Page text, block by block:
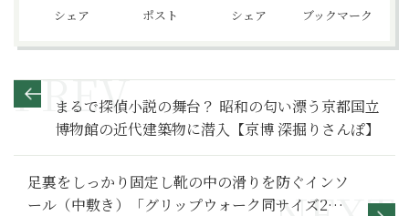
シェア ポスト シェア ブックマーク
まるで探偵小説の舞台？ 昭和の匂い漂う京都国立
博物館の近代建築物に潜入【京博 深掘りさんぽ】
足裏をしっかり固定し靴の中の滑りを防ぐインソ
ール（中敷き）「グリップウォーク同サイズ2足